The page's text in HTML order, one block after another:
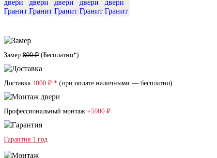
Замер 800 ₽ (Бесплатно*)
Доставка 1000 ₽ * (при оплате наличными — бесплатно)
Профессиональный монтаж +5900 ₽
Гарантия 1 год